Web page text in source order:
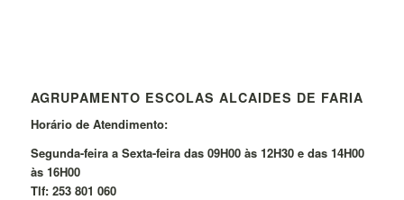
AGRUPAMENTO ESCOLAS ALCAIDES DE FARIA
Horário de Atendimento:
Segunda-feira a Sexta-feira das 09H00 às 12H30 e das 14H00
às 16H00
Tlf: 253 801 060